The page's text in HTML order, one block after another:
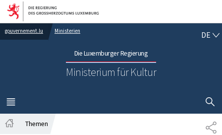
Zur Hauptnavigation
Zum Inhalt
gouvernement.lu Ministerien
Die Luxemburger Regierung
Ministerium für Kultur
DE
MENÜ
HAUPT-
Themen